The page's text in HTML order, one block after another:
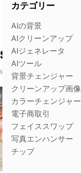
カテゴリー
AIの背景
AIクリーンアップ
AIジェネレータ
AIツール
背景チェンジャー
クリーンアップ画像
カラーチェンジャー
電子商取引
フェイススワップ
写真エンハンサー
チップ